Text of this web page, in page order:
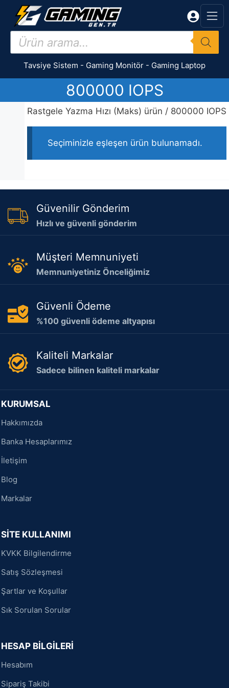
İçeriğe
Products
search
Tavsiye Sistem - Gaming Monitör - Gaming Laptop
800000 IOPS
Rastgele Yazma Hızı (Maks) ürün / 800000 IOPS
Seçiminizle eşleşen ürün bulunamadı.
Güvenilir Gönderim
Hızlı ve güvenli gönderim
Müşteri Memnuniyeti
Memnuniyetiniz Önceliğimiz
Güvenli Ödeme
%100 güvenli ödeme altyapısı
Kaliteli Markalar
Sadece bilinen kaliteli markalar
KURUMSAL
Hakkımızda
Banka Hesaplarımız
İletişim
Blog
Markalar
SİTE KULLANIMI
KVKK Bilgilendirme
Satış Sözleşmesi
Şartlar ve Koşullar
Sık Sorulan Sorular
HESAP BİLGİLERİ
Hesabım
Sipariş Takibi